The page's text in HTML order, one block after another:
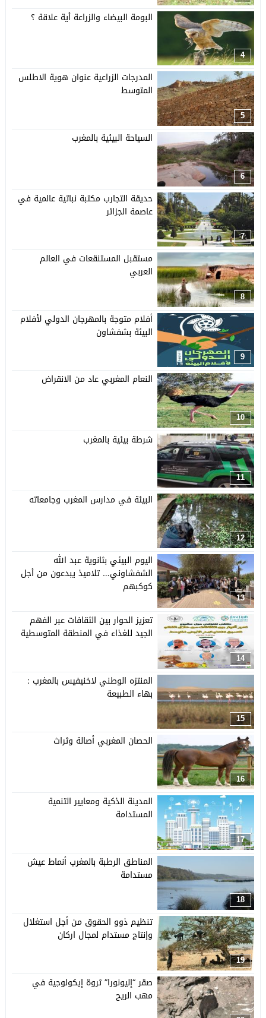
4
البومة البيضاء والزراعة أية علاقة ؟
5
المدرجات الزراعية عنوان هوية الاطلس
المتوسط
6
السياحة البيئية بالمغرب
7
حديقة التجارب مكتبة نباتية عالمية في
عاصمة الجزائر
8
مستقبل المستنقعات في العالم
العربي
9
أفلام متوجة بالمهرجان الدولي لأفلام
البيئة بشفشاون
10
النعام المغربي عاد من الانقراض
11
شرطة بيئية بالمغرب
12
البيئة في مدارس المغرب وجامعاته
13
اليوم البيئي بثانوية عبد الله
الشفشاوني… تلاميذ يبدعون من أجل
كوكبهم
14
تعزيز الحوار بين الثقافات عبر الفهم
الجيد للغذاء في المنطقة المتوسطية
15
المنتزه الوطني لاخنيفيس بالمغرب :
بهاء الطبيعة
16
الحصان المغربي أصالة وثراث
17
المدينة الذكية ومعايير التنمية
المستدامة
18
المناطق الرطبة بالمغرب أنماط عيش
مستدامة
19
تنظيم ذوو الحقوق من أجل استغلال
وإنتاج مستدام لمجال اركان
صقر “إليونورا” ثروة إيكولوجية في
مهب الريح